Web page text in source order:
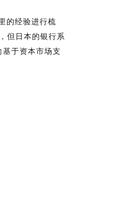
的经验进行梳
但日本的银行系
于资本市场支